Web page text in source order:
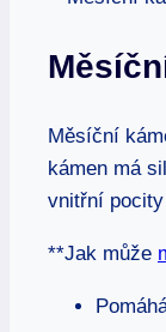
Měsíční
kámen má
vnitřní
**Jak může